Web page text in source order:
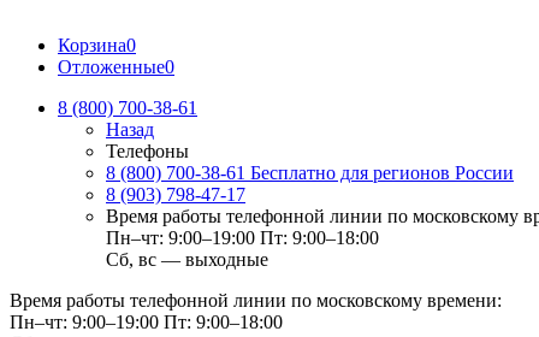
Корзина0
Отложенные0
8 (800) 700-38-61
Назад
Телефоны
8 (800) 700-38-61 Бесплатно для регионов России
8 (903) 798-47-17
Время работы телефонной линии по московскому
Пн–чт: 9:00–19:00 Пт: 9:00–18:00
Сб, вс — выходные
Время работы телефонной линии по московскому времени:
Пн–чт: 9:00–19:00 Пт: 9:00–18:00